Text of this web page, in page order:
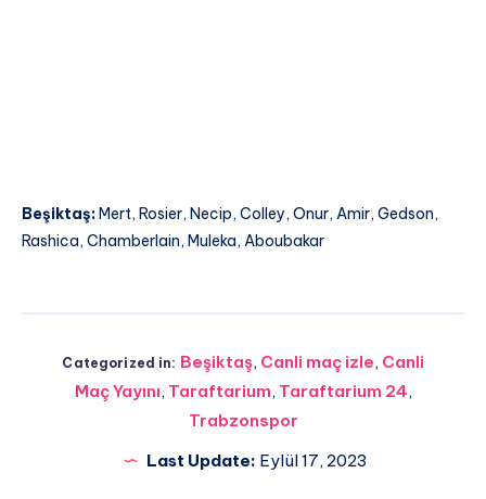
Beşiktaş:Mert, Rosier, Necip, Colley, Onur, Amir, Gedson,
Rashica, Chamberlain, Muleka, Aboubakar
Categorized in: Beşiktaş, Canli maç izle, Canli
Maç Yayını, Taraftarium, Taraftarium 24,
Trabzonspor
Last Update: Eylül 17, 2023